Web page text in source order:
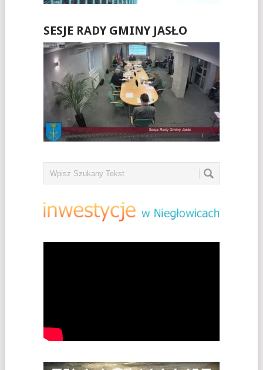
SESJE RADY GMINY JASŁO